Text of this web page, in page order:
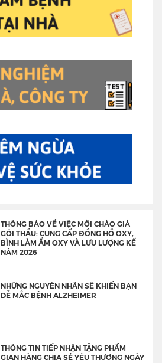
THÔNG BÁO VỀ VIỆC MỜI CHÀO GIÁ
GÓI THẦU: CUNG CẤP ĐỒNG HỒ OXY,
BÌNH LÀM ẨM OXY VÀ LƯU LƯỢNG KẾ
NĂM 2026
NHỮNG NGUYÊN NHÂN SẼ KHIẾN BẠN
DỄ MẮC BỆNH ALZHEIMER
THÔNG TIN TIẾP NHẬN TẶNG PHẨM
GIAN HÀNG CHIA SẺ YÊU THƯƠNG NGÀY